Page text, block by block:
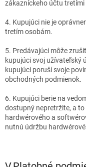
zákazníckeho účtu tretími
4. Kupujúci nie je
tretím osobám.
5. Predávajúci môže
kupujúci svoj užívateľský
kupujúci poruší svoje
obchodných podmienok.
6. Kupujúci berie na
dostupný nepretržite, a
hardwérového a
nutnú údržbu